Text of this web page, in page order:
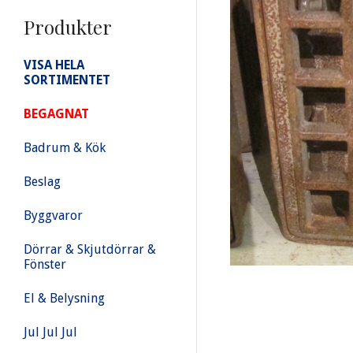
Produkter
VISA HELA
SORTIMENTET
BEGAGNAT
Badrum & Kök
Beslag
Byggvaror
Dörrar & Skjutdörrar &
Fönster
El & Belysning
Jul Jul Jul